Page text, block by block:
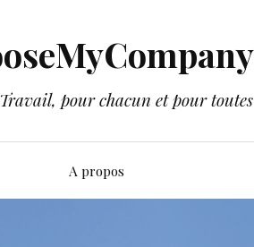
pour chacun et pour
A propos